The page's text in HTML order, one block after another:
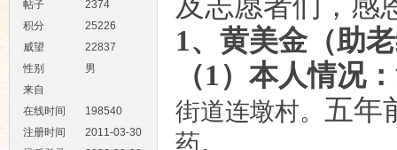
帖子
2374
积分
25226
威望
22837
性别
男
来自
在线时间
198540
注册时间
2011-03-30
1、 黄美金（助老
（1）本人情况：
街道连墩村。 五年
药。